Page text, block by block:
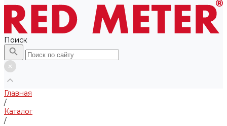
Поиск
Главная
/
Каталог
/